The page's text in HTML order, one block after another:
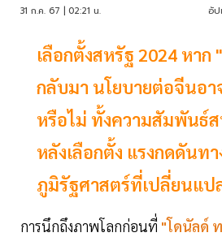
31 ก.ค. 67 | 02:21 น. อัป
เลือกตั้งสหรัฐ 2024 หา
กลับมา นโยบายต่อจีนอา
หรือไม่ ทั้งความสัมพันธ์
หลังเลือกตั้ง แรงกดดันท
ภูมิรัฐศาสตร์ที่เปลี่ยนแป
การนึกถึงภาพโลกก่อนที่ "โดนัลด์